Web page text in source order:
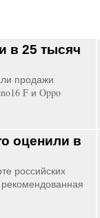
в 25 тысяч
продажи
F и Oppo
оценили в
российских